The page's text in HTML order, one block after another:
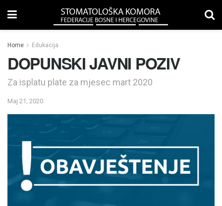
Home Edukacija
DOPUNSKI JAVNI POZIV
Za isplatu plate za mjesec mart 2020
Maj 21, 2020